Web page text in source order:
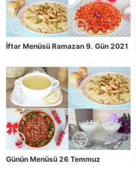
İftar Menüsü Ramazan 9. Gün 2021
Günün Menüsü 26 Temmuz